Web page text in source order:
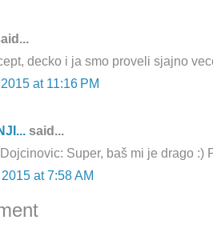
decko i ja smo proveli sjajno
at 11:16 PM
said...
Super, baš mi je drago :)
at 7:58 AM